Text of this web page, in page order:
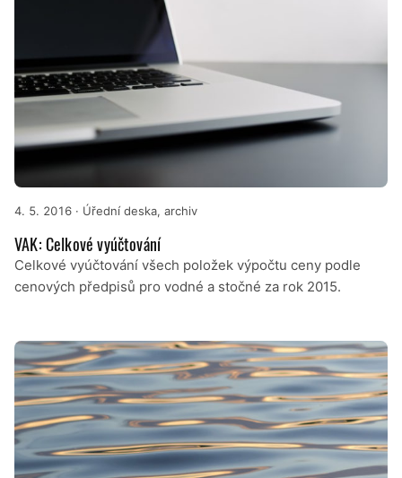
4. 5. 2016 · Úřední deska, archiv
VAK: Celkové vyúčtování
Celkové vyúčtování všech položek výpočtu ceny podle
cenových předpisů pro vodné a stočné za rok 2015.